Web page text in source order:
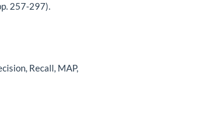
257-297).
Recall, MAP,